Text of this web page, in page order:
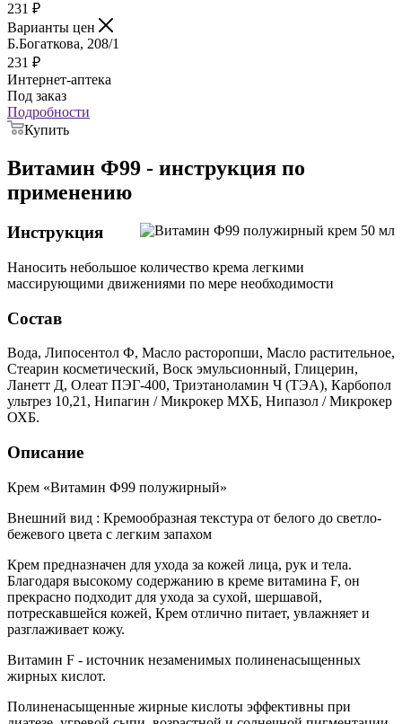
231 ₽
Варианты цен
Б.Богаткова, 208/1
231 ₽
Интернет-аптека
Под заказ
Подробности
Купить
Витамин Ф99 - инструкция по
применению
Инструкция
Наносить небольшое количество крема легкими
массирующими движениями по мере необходимости
Состав
Вода, Липосентол Ф, Масло расторопши, Масло растительное,
Стеарин косметический, Воск эмульсионный, Глицерин,
Ланетт Д, Олеат ПЭГ-400, Триэтаноламин Ч (ТЭА), Карбопол
ультрез 10,21, Нипагин / Микрокер МХБ, Нипазол / Микрокер
ОХБ.
Описание
Крем «Витамин Ф99 полужирный»
Внешний вид : Кремообразная текстура от белого до светло-
бежевого цвета с легким запахом
Крем предназначен для ухода за кожей лица, рук и тела.
Благодаря высокому содержанию в креме витамина F, он
прекрасно подходит для ухода за сухой, шершавой,
потрескавшейся кожей, Крем отлично питает, увлажняет и
разглаживает кожу.
Витамин F - источник незаменимых полиненасыщенных
жирных кислот.
Полиненасыщенные жирные кислоты эффективны при